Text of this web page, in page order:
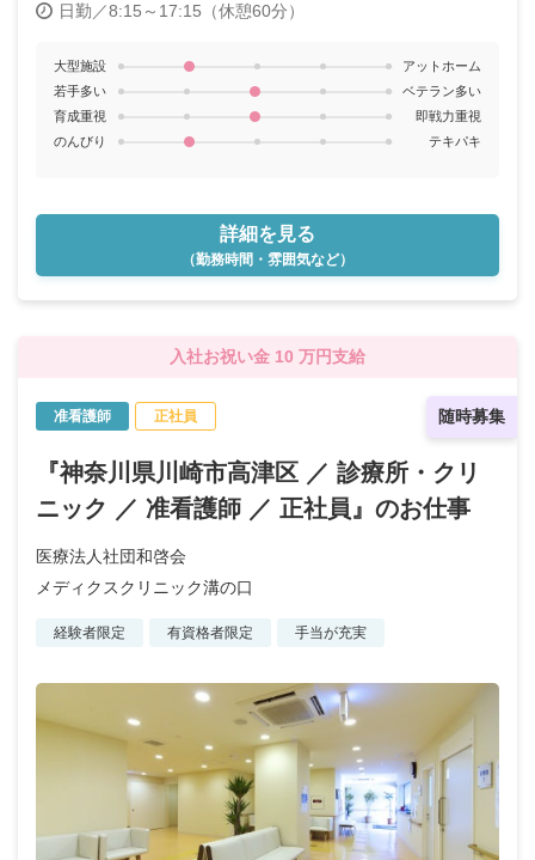
日勤／8:15～17:15（休憩60分）
大型施設
アットホーム
若手多い
ベテラン多い
育成重視
即戦力重視
のんびり
テキパキ
詳細を見る
（勤務時間・雰囲気など）
入社お祝い金 10 万円支給
随時募集
准看護師 正社員
『神奈川県川崎市高津区 ／ 診療所・クリ
ニック ／ 准看護師 ／ 正社員』のお仕事
医療法人社団和啓会
メディクスクリニック溝の口
経験者限定 有資格者限定 手当が充実